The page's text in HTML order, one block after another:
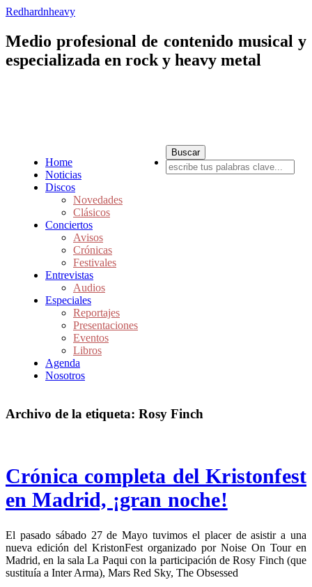
Redhardnheavy
Medio profesional de contenido musical y
especializada en rock y heavy metal
Home
Noticias
Discos
Novedades
Clásicos
Conciertos
Avisos
Crónicas
Festivales
Entrevistas
Audios
Especiales
Reportajes
Presentaciones
Eventos
Libros
Agenda
Nosotros
Archivo de la etiqueta: Rosy Finch
Crónica completa del Kristonfest
en Madrid, ¡gran noche!
El pasado sábado 27 de Mayo tuvimos el placer de asistir a una
nueva edición del KristonFest organizado por Noise On Tour en
Madrid, en la sala La Paqui con la participación de Rosy Finch (que
sustituía a Inter Arma), Mars Red Sky, The Obsessed